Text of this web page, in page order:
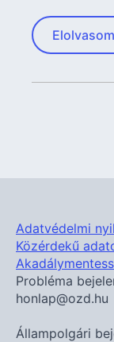
Elolvasom
Adatvédelmi
Közérdekű
Probléma
honlap@ozd.hu
Állampolgári